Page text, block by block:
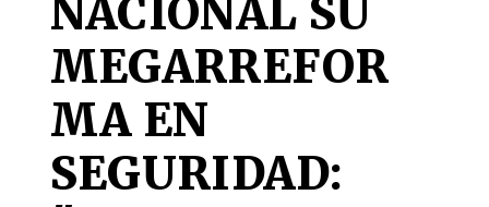
NACIONAL SU
MEGARREFOR
MA EN
SEGURIDAD: